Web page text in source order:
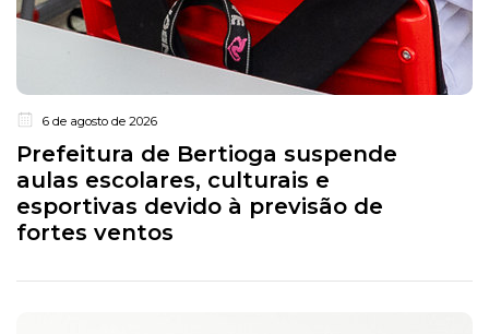
6 de agosto de 2026
Prefeitura de Bertioga suspende
aulas escolares, culturais e
esportivas devido à previsão de
fortes ventos